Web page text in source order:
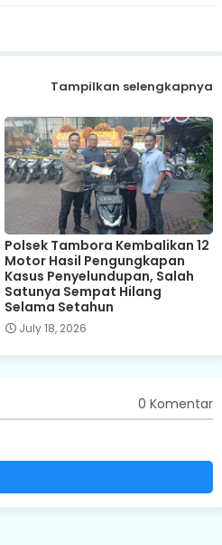
Tampilkan selengkapnya
Polsek Tambora Kembalikan 12
Motor Hasil Pengungkapan
Kasus Penyelundupan, Salah
Satunya Sempat Hilang
Selama Setahun
July 18, 2026
0 Komentar